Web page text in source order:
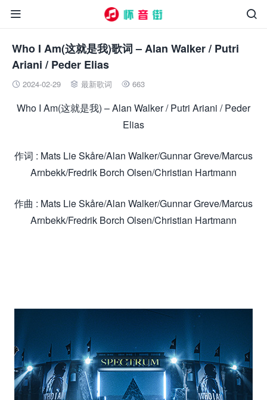


Who I Am(这就是我)歌词 – Alan Walker / Putri
Ariani / Peder Elias
 2024-02-29  最新歌词  663
Who I Am(这就是我) – Alan Walker / Putri Ariani / Peder
Elias
作词 : Mats Lie Skåre/Alan Walker/Gunnar Greve/Marcus
Arnbekk/Fredrik Borch Olsen/Christian Hartmann
作曲 : Mats Lie Skåre/Alan Walker/Gunnar Greve/Marcus
Arnbekk/Fredrik Borch Olsen/Christian Hartmann